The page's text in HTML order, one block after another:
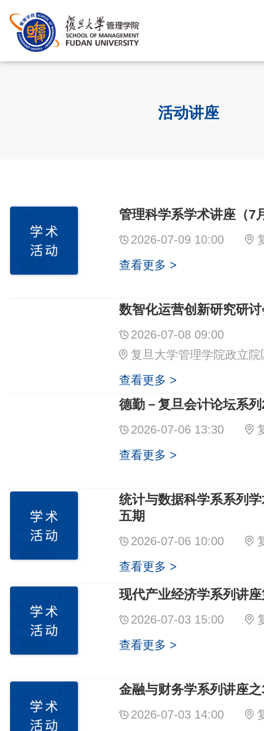
活动讲座
管理科学系学术讲座（7
2026-07-09 10:00
查看更多 >
数智化运营创新研究研
2026-07-08 09:00
复旦大学管理学院政立院
查看更多 >
德勤－复旦会计论坛系
2026-07-06 13:30
查看更多 >
统计与数据科学系系列
五期
2026-07-06 10:00
查看更多 >
现代产业经济学系列讲
2026-07-03 15:00
查看更多 >
金融与财务学系列讲座
2026-07-03 14:00